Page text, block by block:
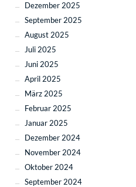
Dezember 2025
September 2025
August 2025
Juli 2025
Juni 2025
April 2025
März 2025
Februar 2025
Januar 2025
Dezember 2024
November 2024
Oktober 2024
September 2024